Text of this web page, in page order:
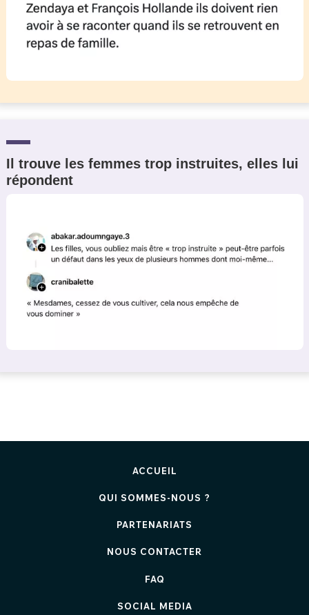
Il trouve les femmes trop instruites, elles lui
répondent
ACCUEIL
QUI SOMMES-NOUS ?
PARTENARIATS
NOUS CONTACTER
FAQ
SOCIAL MEDIA